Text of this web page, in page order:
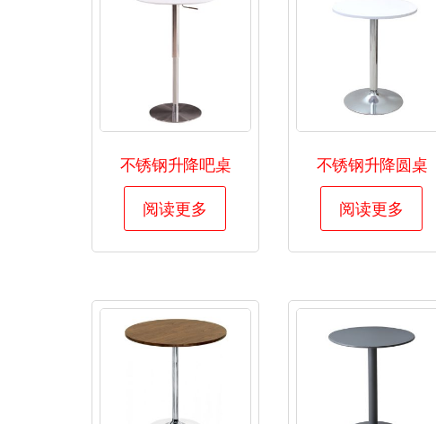
会
赁
不锈钢升降吧桌
阅读更多
不锈钢升降圆桌
阅读更多